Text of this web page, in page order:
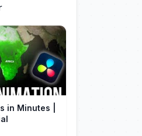
in Minutes |